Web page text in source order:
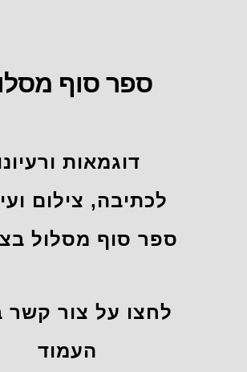
ספר סוף
דוגמאות
לכתיבה, צילום
ספר סוף מסלול
לחצו על צור קשר
העמוד